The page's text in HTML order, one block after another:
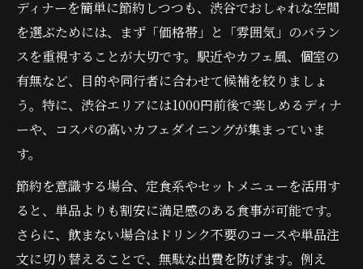
学生にもおすすめ安くて映える渋谷ディナ
ー
夜ご飯を節約しつつ雰囲気も重視する方法
雰囲気重視で安い渋谷ディナーを楽しむ提
案
ディナー節約でも会話が弾む店の選び方
安いだけじゃない渋谷ディナーの満足感向
上術
夜ご飯女子も納得の安いディナー実践術
ディナーを簡単に節約しつつも、渋谷でおしゃれな空間
を選ぶためには、まず「価格帯」と「雰囲気」のバラン
スを重視することが大切です。駅近やカフェ風、個室の
有無など、目的や同行者に合わせて候補を絞りましょ
う。特に、渋谷エリアには1000円前後で楽しめるディナ
ーや、コスパの高いカフェダイニングが集まっていま
す。
節約を意識する場合、定食系やセットメニューを活用す
ると、単品よりも割安に満足感のある食事が可能です。
さらに、飲まない場合はドリンク不要のコースや単品注
文に切り替えることで、無駄な出費を防げます。例え